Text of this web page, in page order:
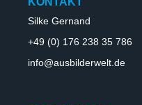
Silke Gernand
+49 (0) 176 238 35 786
info@ausbilderwelt.de